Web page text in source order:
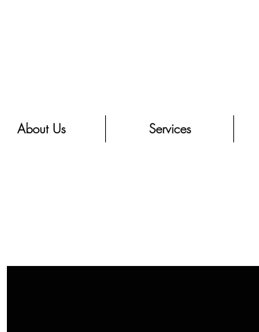
About Us Services